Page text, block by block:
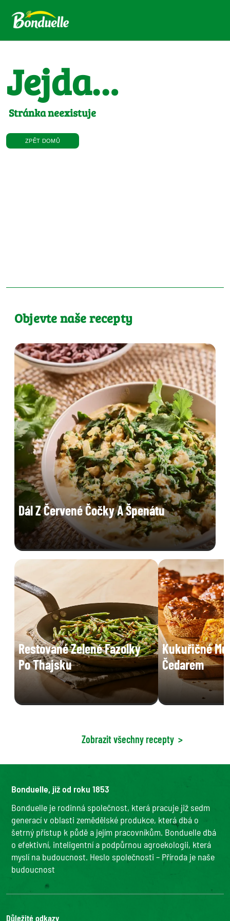
Jejda…
Stránka neexistuje
ZPĚT DOMŮ
Objevte naše recepty
Dál Z Červené Čočky A Špenátu
Restované Zelené Fazolky
Po Thajsku
Kukuřičné
Čedarem
Zobrazit všechny recepty >
Bonduelle, již od roku 1853
Bonduelle je rodinná společnost, která pracuje již sedm
generací v oblasti zemědělské produkce, která dbá o
šetrný přístup k půdě a jejím pracovníkům. Bonduelle dbá
o efektivní, inteligentní a podpůrnou agroekologii, která
myslí na budoucnost. Heslo společnosti – Příroda je naše
budoucnost
Důležité odkazy